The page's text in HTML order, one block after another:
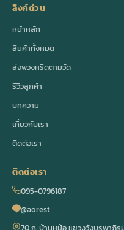
ลิงก์ด่วน
หน้าหลัก
สินค้าทั้งหมด
ส่งพวงหรีดตามวัด
รีวิวลูกค้า
บทความ
เกี่ยวกับเรา
ติดต่อเรา
ติดต่อเรา
095-0796187
@aorest